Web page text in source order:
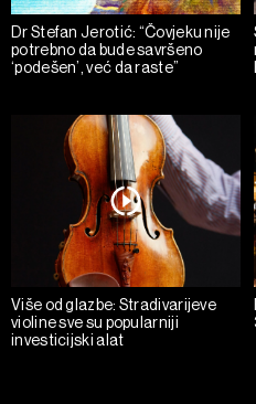
Dr Stefan Jerotić: “Čovjeku nije
potrebno da bude savršeno
‘podešen’, već da raste”
Više od glazbe: Stradivarijeve
violine sve su popularniji
investicijski alat